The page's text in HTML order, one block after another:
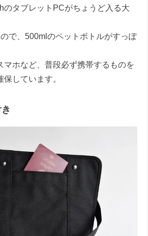
のタブレットPCがちょうど入る大
で、500mlのペットボトルがすっぽ
マホなど、普段必ず携帯するものを
しています。